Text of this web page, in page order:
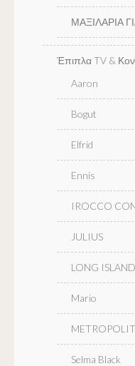
ΜΑΞΙΛΑΡΙΑ
Έπιπλα TV &
Aaron
Bogut
Elfrid
Ennis
IROCCO
JULIUS
LONG ISLAND
Mario
Selma Black